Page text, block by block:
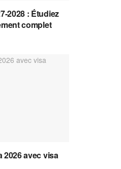
2028 : Étudiez
complet
2026 avec visa